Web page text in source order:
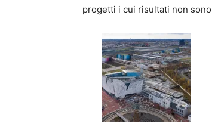
progetti i cui risultati non